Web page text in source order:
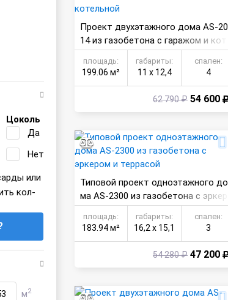
Цоколь
Да
Нет
или
кол-
м2
Проект двухэтажного дома AS-20
14 из газобетона с гаражом и кот
ельной
площадь:
199.06 м²
габариты:
11 х 12,4
спален:
4
62 790 ₽ 54 600
Типовой проект одноэтажного до
ма AS-2300 из газобетона с эркер
ом и террасой
площадь:
183.94 м²
габариты:
16,2 х 15,1
спален:
3
54 280 ₽ 47 200